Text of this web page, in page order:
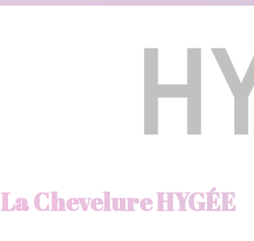
La Chevelure HYGÉE